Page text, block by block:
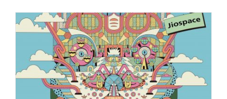
後的動物式感傷閱讀全文 "Blow吹音樂選：2025
年度30張台灣原創音樂專輯"